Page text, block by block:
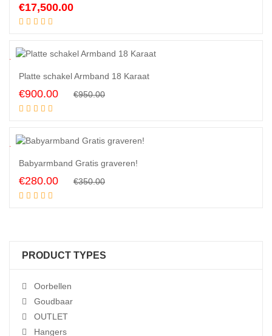
€17,500.00
Platte schakel Armband 18 Karaat
€950.00Original
€950.00.
€900.00
Current
€900.00.
Babyarmband Gratis graveren!
€350.00Original
€280.00
Current
PRODUCT TYPES
Oorbellen
Goudbaar
OUTLET
Hangers